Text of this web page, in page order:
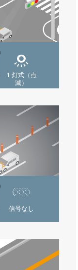
１灯式（点
滅）
信号なし